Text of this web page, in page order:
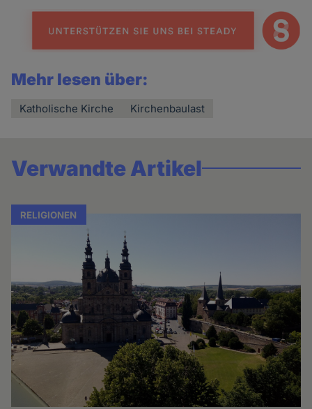
news
Mehr lesen über:
Katholische Kirche Kirchenbaulast
Verwandte Artikel
RELIGIONEN